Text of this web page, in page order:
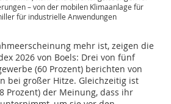
– von der mobilen Klimaanlage für
für industrielle Anwendungen
mehr ist, zeigen die
2026 von Boels: Drei von fünf
(60 Prozent) berichten von
bei großer Hitze. Gleichzeitig ist
Prozent) der Meinung, dass ihr